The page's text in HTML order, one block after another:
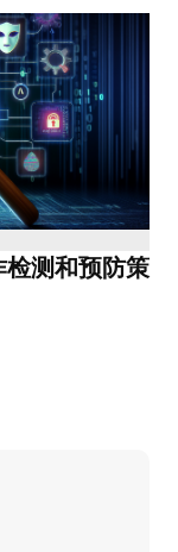
测和预防策